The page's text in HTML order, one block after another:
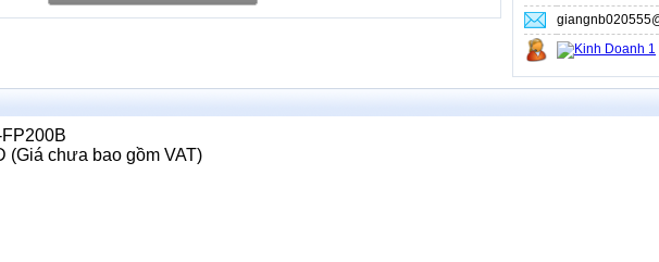
(Giá chưa bao gồm VAT)